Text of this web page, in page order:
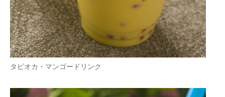
タピオカ・マンゴードリンク